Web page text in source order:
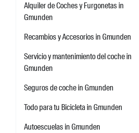
Alquiler de Coches y Furgonetas in
Gmunden
Recambios y Accesorios in Gmunden
Servicio y mantenimiento del coche in
Gmunden
Seguros de coche in Gmunden
Todo para tu Bicicleta in Gmunden
Autoescuelas in Gmunden